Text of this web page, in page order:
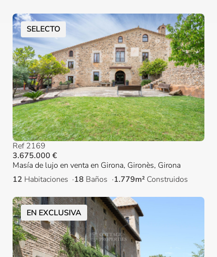
SELECTO
Ref 2169
3.675.000 €
Masía de lujo en venta en Girona, Gironès, Girona
12 Habitaciones 18 Baños 1.779m² Construidos
EN EXCLUSIVA